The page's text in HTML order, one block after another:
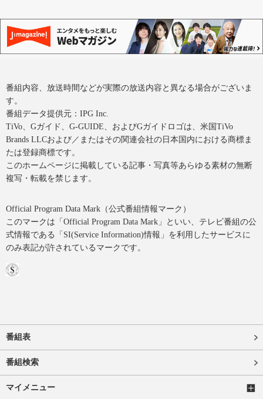
番組内容、放送時間などが実際の放送内容と異なる場合がございま
す。
番組データ提供元：IPG Inc.
TiVo、Gガイド、G-GUIDE、およびGガイドロゴは、米国TiVo
Brands LLCおよび／またはその関連会社の日本国内における商標ま
たは登録商標です。
このホームページに掲載している記事・写真等あらゆる素材の無断
複写・転載を禁じます。
Official Program Data Mark（公式番組情報マーク）
このマークは「Official Program Data Mark」といい、テレビ番組の公
式情報である「SI(Service Information)情報」を利用したサービスに
のみ表記が許されているマークです。
番組表
番組検索
マイメニュー